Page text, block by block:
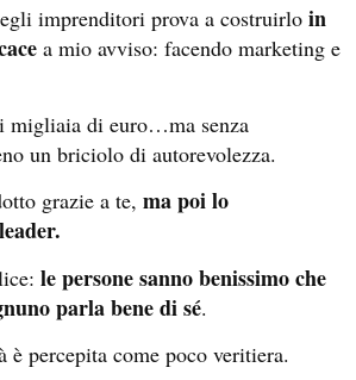
imprenditori prova a costruirlo in
a mio avviso: facendo marketing e
migliaia di euro…ma senza
un briciolo di autorevolezza.
grazie a te, ma poi lo
le persone sanno benissimo che
parla bene di sé.
percepita come poco veritiera.